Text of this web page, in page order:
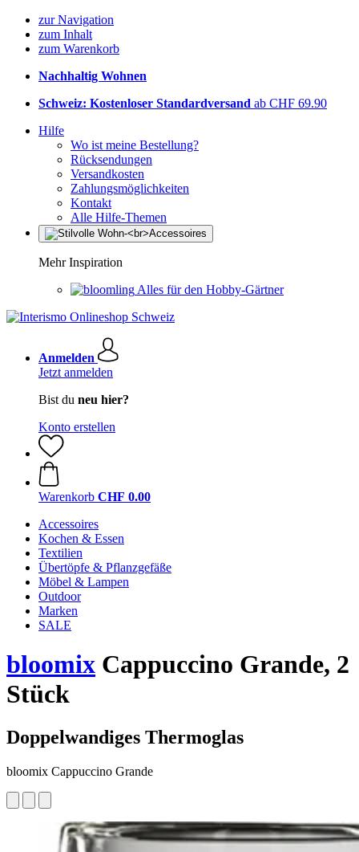
zur Navigation
zum Inhalt
zum Warenkorb
Nachhaltig Wohnen
Schweiz: Kostenloser Standardversand ab CHF 69.90
Hilfe
Wo ist meine Bestellung?
Rücksendungen
Versandkosten
Zahlungsmöglichkeiten
Kontakt
Alle Hilfe-Themen
Mehr Inspiration
Alles für den Hobby-Gärtner
Anmelden
Jetzt anmelden
Bist du neu hier?
Konto erstellen
Warenkorb CHF 0.00
Accessoires
Kochen & Essen
Textilien
Übertöpfe & Pflanzgefäße
Möbel & Lampen
Outdoor
Marken
SALE
bloomix Cappuccino Grande, 2
Stück
Doppelwandiges Thermoglas
bloomix Cappuccino Grande